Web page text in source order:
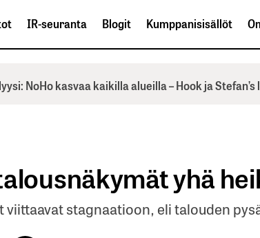
IR-seuranta Blogit Kumppanisisällöt
NoHo kasvaa kaikilla alueilla – Hook ja
yhä
viittaavat stagnaatioon, eli talouden